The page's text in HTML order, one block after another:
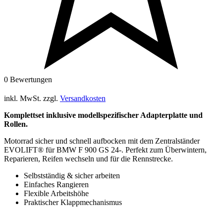
0 Bewertungen
inkl. MwSt. zzgl. Versandkosten
Komplettset inklusive modellspezifischer Adapterplatte und
Rollen.
Motorrad sicher und schnell aufbocken mit dem Zentralständer
EVOLIFT® für BMW F 900 GS 24-. Perfekt zum Überwintern,
Reparieren, Reifen wechseln und für die Rennstrecke.
Selbstständig & sicher arbeiten
Einfaches Rangieren
Flexible Arbeitshöhe
Praktischer Klappmechanismus